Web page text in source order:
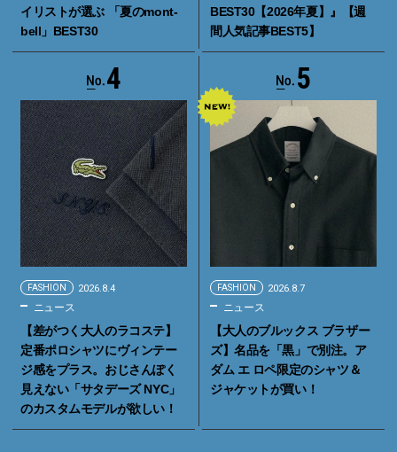
イリストが選ぶ 「夏のmont-
bell」BEST30
BEST30【2026年夏】』【週
間人気記事BEST5】
4
FASHION 2026.8.4
ニュース
【差がつく大人のラコステ】
定番ポロシャツにヴィンテー
ジ感をプラス。おじさんぽく
見えない「サタデーズ NYC」
のカスタムモデルが欲しい！
5
FASHION 2026.8.7
ニュース
【大人のブルックス ブラザー
ズ】名品を「黒」で別注。ア
ダム エ ロペ限定のシャツ＆
ジャケットが買い！